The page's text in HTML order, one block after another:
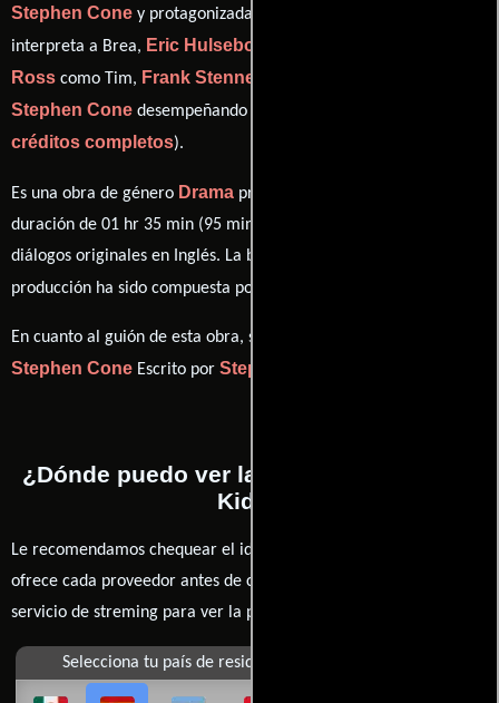
Stephen Cone y protagonizada por
interpreta a Brea, Eric Hulsebos
Ross como Tim, Frank Stennett
Stephen Cone desempeñando el papel de Austin (
créditos completos).
Es una obra de género Drama producida en EE.UU.. Con una
duración de 01 hr 35 min (95 minutos), esta película tiene
diálogos originales en Inglés. La banda sonora para esta
producción ha sido compuesta por
En cuanto al guión de esta obra, se encuentra a cargo de
Stephen Cone Escrito por Stephen Cone
¿Dónde puedo ver la películas The Wise
Kids?
Le recomendamos chequear el idioma, doblaje o subtítulos que
ofrece cada proveedor antes de comprar, alquilar o contratar un
servicio de streming para ver la películas.
Selecciona tu país de residencia